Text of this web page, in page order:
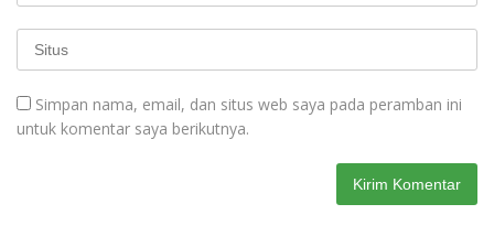
Simpan nama, email, dan situs web saya pada peramban ini
untuk komentar saya berikutnya.